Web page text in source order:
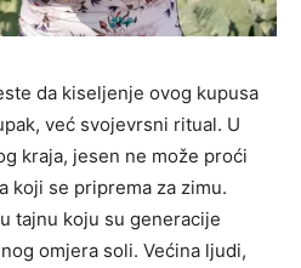
da kiseljenje ovog kupusa
već svojevrsni ritual. U
kraja, jesen ne može proći
koji se priprema za zimu.
tajnu koju su generacije
omjera soli. Većina ljudi,